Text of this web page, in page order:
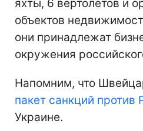
яхты, 6 вертолетов и
объектов
они принадлежат
окружения
Напомним, что
пакет санкций против
Украине.